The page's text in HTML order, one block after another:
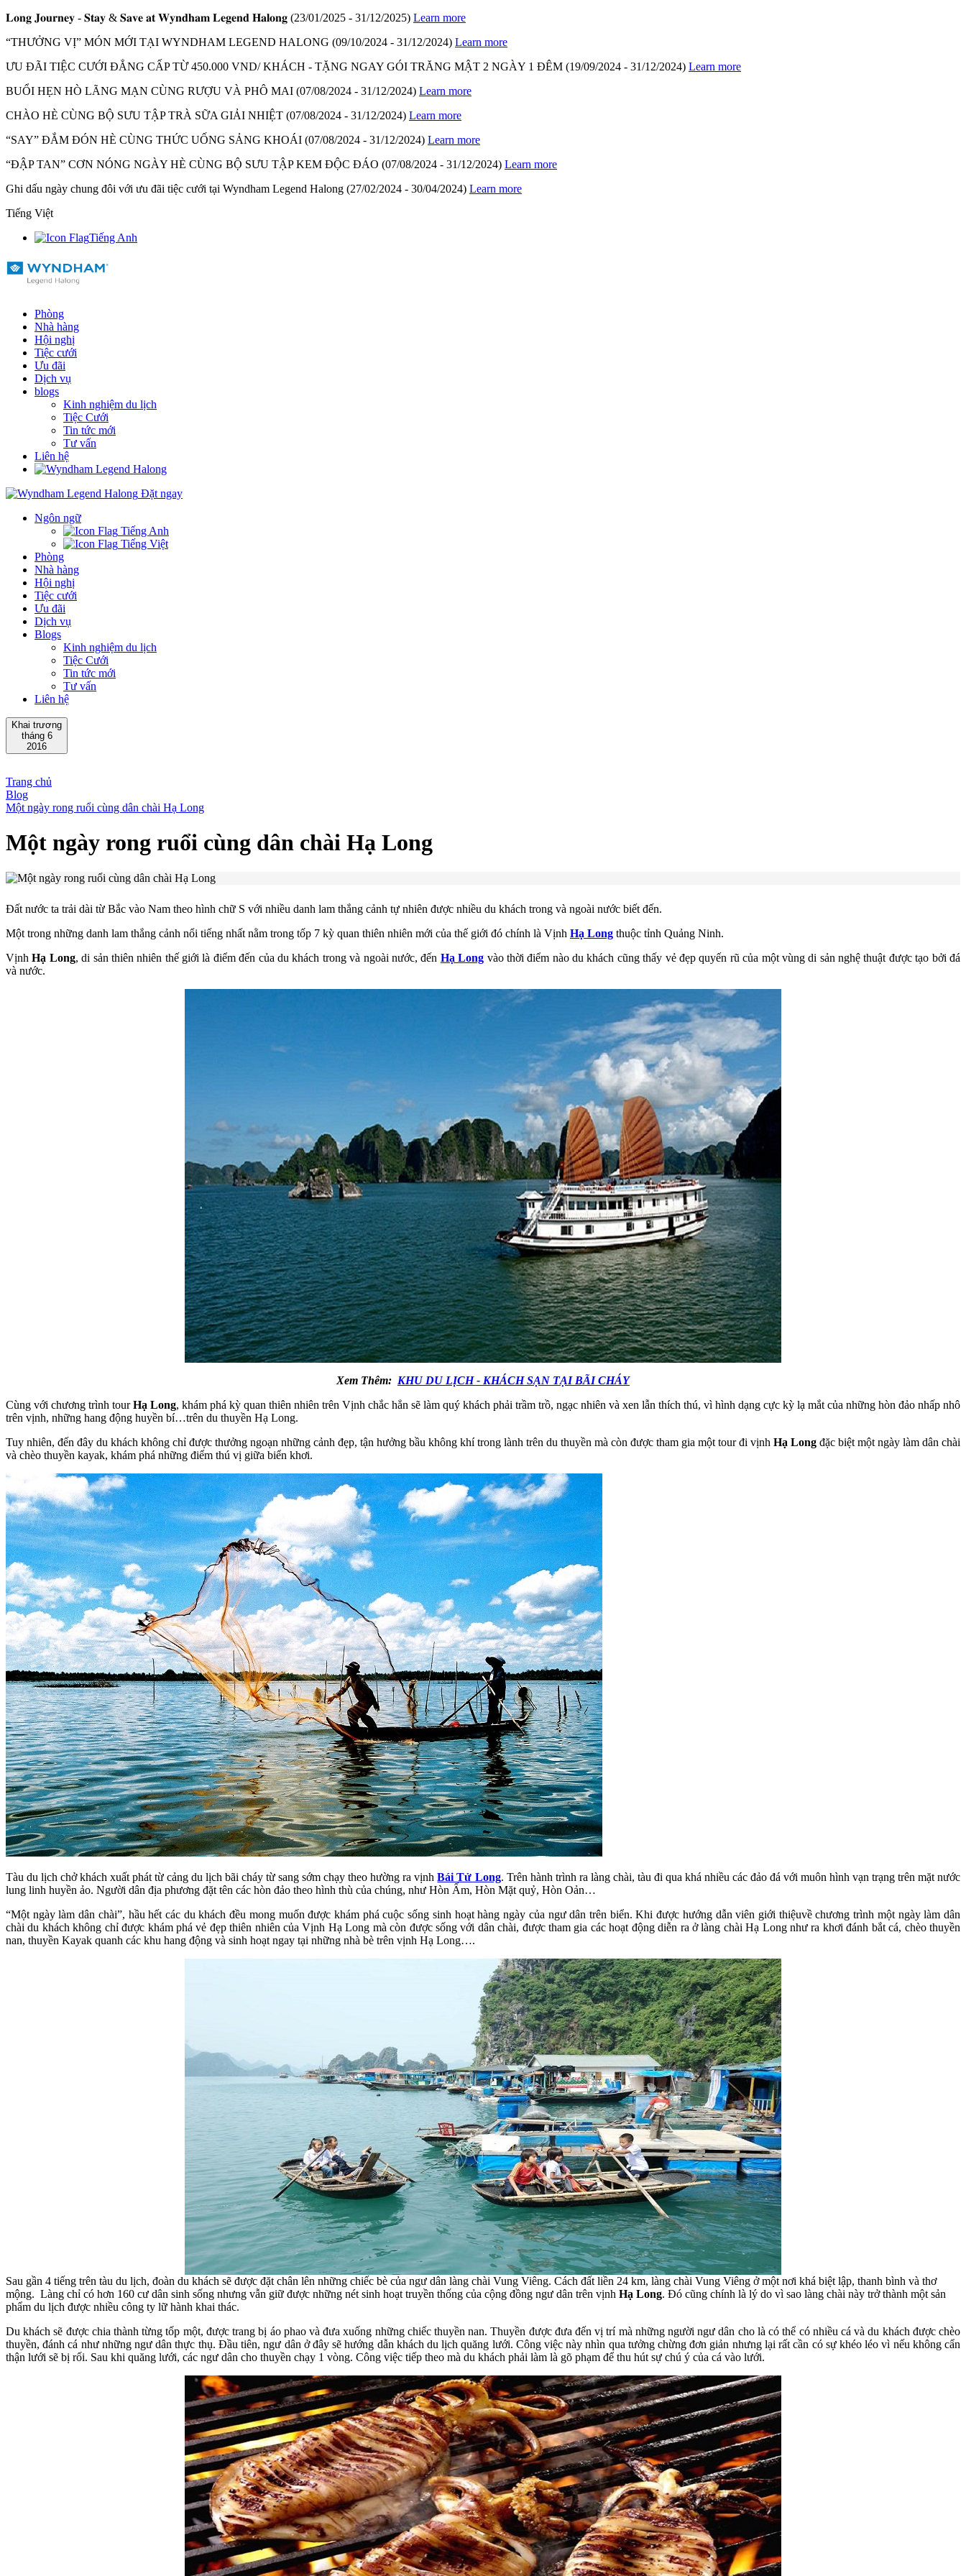
𝐋𝐨𝐧𝐠 𝐉𝐨𝐮𝐫𝐧𝐞𝐲 - 𝐒𝐭𝐚𝐲 & 𝐒𝐚𝐯𝐞 𝐚𝐭 𝐖𝐲𝐧𝐝𝐡𝐚𝐦 𝐋𝐞𝐠𝐞𝐧𝐝 𝐇𝐚𝐥𝐨𝐧𝐠 (23/01/2025 - 31/12/2025) Learn more
“THƯỞNG VỊ” MÓN MỚI TẠI WYNDHAM LEGEND HALONG (09/10/2024 - 31/12/2024) Learn more
ƯU ĐÃI TIỆC CƯỚI ĐẲNG CẤP TỪ 450.000 VND/ KHÁCH - TẶNG NGAY GÓI TRĂNG MẬT 2 NGÀY 1 ĐÊM (19/09/2024 - 31/12/2024) Learn more
BUỔI HẸN HÒ LÃNG MẠN CÙNG RƯỢU VÀ PHÔ MAI (07/08/2024 - 31/12/2024) Learn more
CHÀO HÈ CÙNG BỘ SƯU TẬP TRÀ SỮA GIẢI NHIỆT (07/08/2024 - 31/12/2024) Learn more
“SAY” ĐẮM ĐÓN HÈ CÙNG THỨC UỐNG SẢNG KHOÁI (07/08/2024 - 31/12/2024) Learn more
“ĐẬP TAN” CƠN NÓNG NGÀY HÈ CÙNG BỘ SƯU TẬP KEM ĐỘC ĐÁO (07/08/2024 - 31/12/2024) Learn more
Ghi dấu ngày chung đôi với ưu đãi tiệc cưới tại Wyndham Legend Halong (27/02/2024 - 30/04/2024) Learn more
Tiếng Việt
Tiếng Anh
Phòng
Nhà hàng
Hội nghị
Tiệc cưới
Ưu đãi
Dịch vụ
blogs
Kinh nghiệm du lịch
Tiệc Cưới
Tin tức mới
Tư vấn
Liên hệ
Đặt ngay
Ngôn ngữ
Tiếng Anh
Tiếng Việt
Phòng
Nhà hàng
Hội nghị
Tiệc cưới
Ưu đãi
Dịch vụ
Blogs
Kinh nghiệm du lịch
Tiệc Cưới
Tin tức mới
Tư vấn
Liên hệ
Khai trương
tháng 6
2016
Trang chủ
Blog
Một ngày rong ruổi cùng dân chài Hạ Long
Một ngày rong ruổi cùng dân chài Hạ Long
Đất nước ta trải dài từ Bắc vào Nam theo hình chữ S với nhiều danh lam thắng cảnh tự nhiên được nhiều du khách trong và ngoài nước biết đến.
Một trong những danh lam thắng cảnh nổi tiếng nhất nằm trong tốp 7 kỳ quan thiên nhiên mới của thế giới đó chính là Vịnh Hạ Long thuộc tỉnh Quảng Ninh.
VịnhHạ Long, di sản thiên nhiên thế giới là điểm đến của du khách trong và ngoài nước, đến Hạ Long vào thời điểm nào du khách cũng thấy vẻ đẹp quyến rũ của một vùng di sản nghệ thuật được tạo bởi đá
và nước.
Xem Thêm: KHU DU LỊCH - KHÁCH SẠN TẠI BÃI CHÁY
Cùng với chương trình tourHạ Long, khám phá kỳ quan thiên nhiên trên Vịnh chắc hẳn sẽ làm quý khách phải trầm trồ, ngạc nhiên và xen lẫn thích thú, vì hình dạng cực kỳ lạ mắt của những hòn đảo nhấp nhô
trên vịnh, những hang động huyền bí…trên du thuyền Hạ Long.
Tuy nhiên, đến đây du khách không chỉ được thưởng ngoạn những cảnh đẹp, tận hưởng bầu không khí trong lành trên du thuyền mà còn được tham gia một tour đi vịnh Hạ Long đặc biệt một ngày làm dân chài
và chèo thuyền kayak, khám phá những điểm thú vị giữa biển khơi.
Tàu du lịch chở khách xuất phát từ cảng du lịch bãi cháy từ sang sớm chạy theo hường ra vịnhBái Tử Long. Trên hành trình ra làng chài, tàu đi qua khá nhiều các đảo đá với muôn hình vạn trạng trên mặt nước
lung linh huyền ảo. Người dân địa phương đặt tên các hòn đảo theo hình thù của chúng, như Hòn Ấm, Hòn Mặt quỷ, Hòn Oản…
“Một ngày làm dân chài”, hầu hết các du khách đều mong muốn được khám phá cuộc sống sinh hoạt hàng ngày của ngư dân trên biển. Khi được hướng dẫn viên giới thiệuvề chương trình một ngày làm dân
chài du khách không chỉ được khám phá vẻ đẹp thiên nhiên của Vịnh Hạ Long mà còn được sống với dân chài, được tham gia các hoạt động diễn ra ở làng chài Hạ Long như ra khơi đánh bắt cá, chèo thuyền
nan, thuyền Kayak quanh các khu hang động và sinh hoạt ngay tại những nhà bè trên vịnh Hạ Long….
Sau gần 4 tiếng trên tàu du lịch, đoàn du khách sẽ được đặt chân lên những chiếc bè của ngư dân làng chài Vung Viêng. Cách đất liền 24 km, làng chài Vung Viêng ở một nơi khá biệt lập, thanh bình và thơ
mộng. Làng chỉ có hơn 160 cư dân sinh sống nhưng vẫn giữ được những nét sinh hoạt truyền thống của cộng đồng ngư dân trên vịnh Hạ Long. Đó cũng chính là lý do vì sao làng chài này trở thành một sản
phẩm du lịch được nhiều công ty lữ hành khai thác.
Du khách sẽ được chia thành từng tốp một, được trang bị áo phao và đưa xuống những chiếc thuyền nan. Thuyền được đưa đến vị trí mà những người ngư dân cho là có thể có nhiều cá và du khách được chèo
thuyền, đánh cá như những ngư dân thực thụ. Đầu tiên, ngư dân ở đây sẽ hướng dẫn khách du lịch quăng lưới. Công việc này nhìn qua tưởng chừng đơn giản nhưng lại rất cần có sự khéo léo vì nếu không cẩn
thận lưới sẽ bị rối. Sau khi quăng lưới, các ngư dân cho thuyền chạy 1 vòng. Công việc tiếp theo mà du khách phải làm là gõ phạm để thu hút sự chú ý của cá vào lưới.